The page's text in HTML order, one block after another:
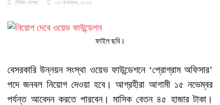
নিউজ ডেস্ক ০৩ নভেম্বর, ২০২৫
ফাইল ছবি।
বেসরকারি উন্নয়ন সংস্থা ওয়েভ ফাউন্ডেশনে ‘প্রোগ্রাম অফিসার’
পদে জনবল নিয়োগ দেওয়া হবে। আগ্রহীরা আগামী ১৫ নভেম্বর
পর্যন্ত আবেদন করতে পারবেন। মাসিক বেতন ৪৫ হাজার টাকা।